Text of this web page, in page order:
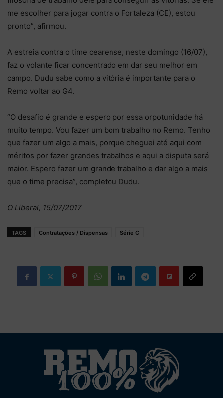
me escolher para jogar contra o Fortaleza (CE), estou
pronto”, afirmou.
A estreia contra o time cearense, neste domingo (16/07),
faz o volante ficar concentrado em dar seu melhor em
campo. Dudu sabe como a vitória é importante para o
Remo voltar ao G4.
“O desafio é grande e espero por essa orpotunidade há
muito tempo. Vou fazer um bom trabalho no Remo. Tenho
que fazer um algo a mais, porque cheguei até aqui com
méritos por fazer grandes trabalhos e aqui a disputa será
maior. Espero fazer um grande trabalho e dar algo a mais
que o time precisa”, completou Dudu.
O Liberal, 15/07/2017
TAGS Contratações / Dispensas Série C